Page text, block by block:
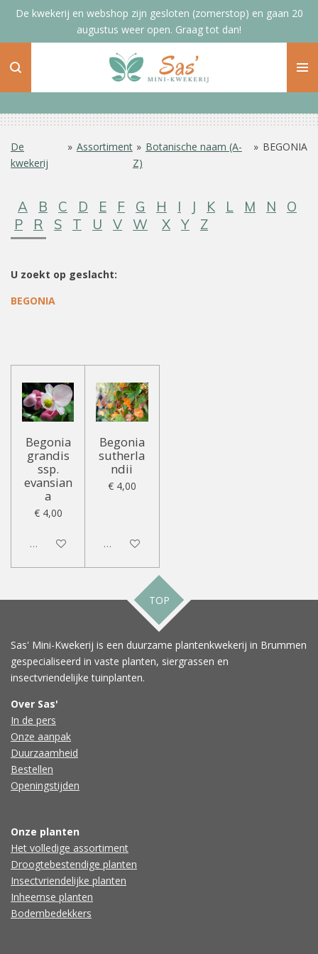
Ga
de
De kwekerij en webshop zijn gesloten (zomerstop) en gaan 20
augustus weer open. Graag tot dan!
De
kwekerij
» Assortiment » Botanische naam (A-
Z)
» BEGONIA
A B C D E F G H I J K L M N
O
P
R S T U V W X Y Z
U zoekt op geslacht:
BEGONIA
Begonia
grandis
ssp.
evansian
a
€ 4,00
Uitgeschakeld
Begonia
sutherla
ndii
€ 4,00
Uitgeschakeld
TOP
Sas' Mini-Kwekerij is een duurzame plantenkwekerij in Brummen
gespecialiseerd in vaste planten, siergrassen en
insectvriendelijke tuinplanten.
Over Sas'
In de pers
Onze aanpak
Duurzaamheid
Bestellen
Openingstijden
Onze planten
Het volledige assortiment
Droogtebestendige planten
Insectvriendelijke planten
Inheemse planten
Bodembedekkers